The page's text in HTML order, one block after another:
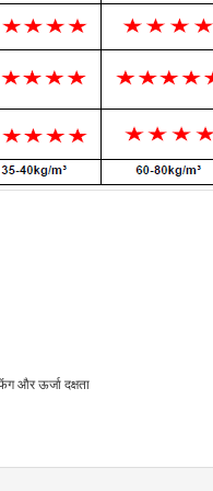
और ऊर्जा दक्षता